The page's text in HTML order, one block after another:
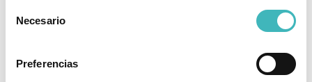
Necesario
Preferencias
Se tratará la siguiente combinación de
diferentes partes; aumento, reducción o
completa o mini-abdominoplastia,
rejuvenecimiento vaginal y liposucción.